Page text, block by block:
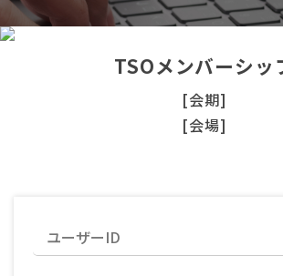
TSOメンバーシッ
[会期]
[会場]